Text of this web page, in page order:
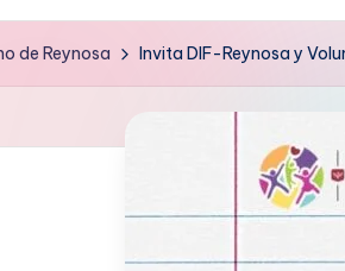
de Reynosa Invita DIF-Reynosa y